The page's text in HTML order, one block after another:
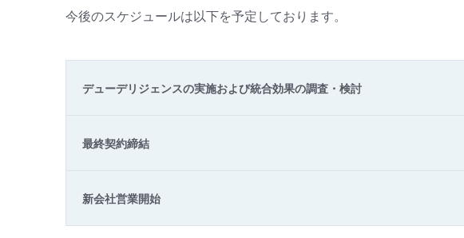
今後のスケジュールは以下を予定しております。
デューデリジェンスの実施および統合効果の調査・検討
最終契約締結
新会社営業開始